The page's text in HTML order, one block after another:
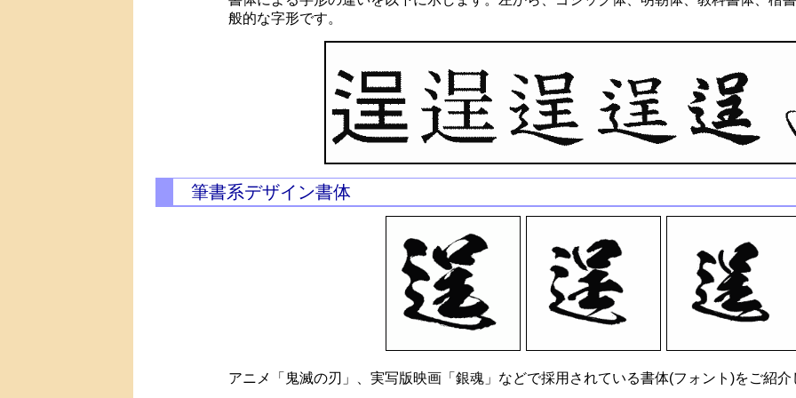
般的な字形です。
筆書系デザイン書体
アニメ「鬼滅の刃」、実写版映画「銀魂」などで採用されている書体(フォント)をご紹介